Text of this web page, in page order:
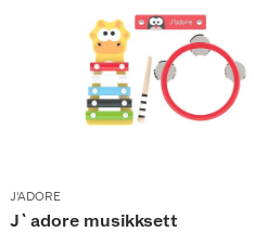
J'ADORE
J`adore musikksett